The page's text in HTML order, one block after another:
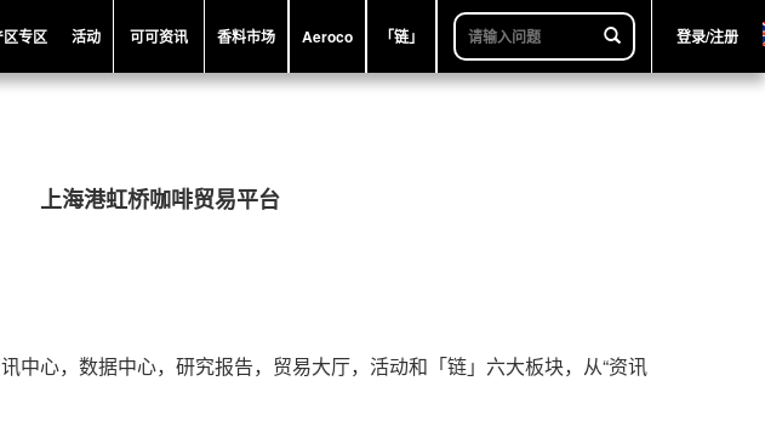
区专区 活动 可可资讯 香料市场 Aeroco 「链」 登录/注册
上海港虹桥咖啡贸易平台
心，数据中心，研究报告，贸易大厅，活动和「链」六大板块，从“资讯